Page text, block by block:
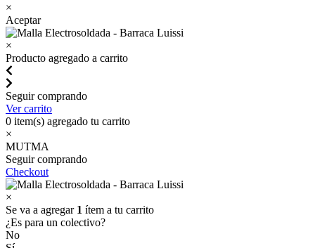
×
Aceptar
×
Producto agregado a carrito
Seguir comprando
Ver carrito
0 item(s) agregado tu carrito
×
MUTMA
Seguir comprando
Checkout
×
Se va a agregar 1 ítem a tu carrito
¿Es para un colectivo?
No